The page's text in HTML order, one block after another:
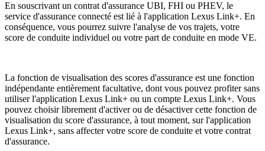
En souscrivant un contrat d'assurance UBI, FHI ou PHEV, le
service d'assurance connecté est lié à l'application Lexus Link+. En
conséquence, vous pourrez suivre l'analyse de vos trajets, votre
score de conduite individuel ou votre part de conduite en mode VE.
La fonction de visualisation des scores d'assurance est une fonction
indépendante entièrement facultative, dont vous pouvez profiter sans
utiliser l'application Lexus Link+ ou un compte Lexus Link+. Vous
pouvez choisir librement d'activer ou de désactiver cette fonction de
visualisation du score d'assurance, à tout moment, sur l'application
Lexus Link+, sans affecter votre score de conduite et votre contrat
d'assurance.